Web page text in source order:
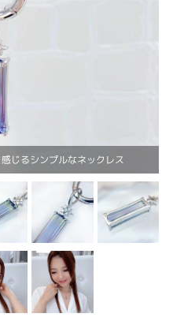
じるシンプルなネックレス